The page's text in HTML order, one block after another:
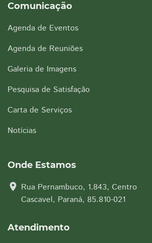
Comunicação
Agenda de Eventos
Agenda de Reuniões
Galeria de Imagens
Pesquisa de Satisfação
Carta de Serviços
Notícias
Onde Estamos
location_on Rua Pernambuco, 1.843, Centro
Cascavel, Paraná, 85.810-021
Atendimento